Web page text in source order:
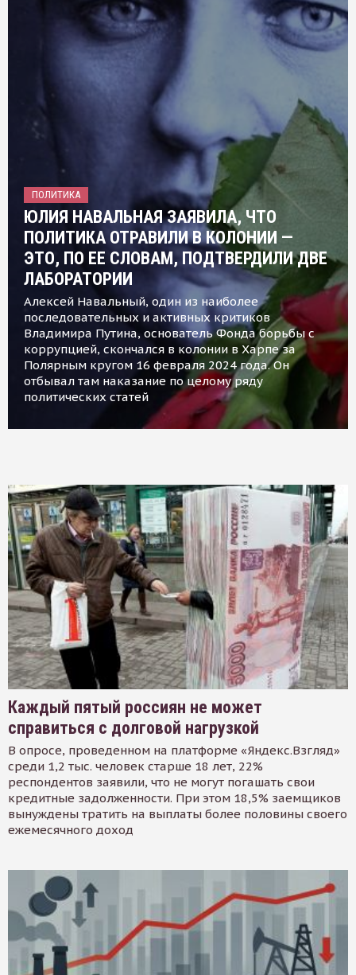
ПОЛИТИКА
ЮЛИЯ НАВАЛЬНАЯ ЗАЯВИЛА, ЧТО
ПОЛИТИКА ОТРАВИЛИ В КОЛОНИИ —
ЭТО, ПО ЕЕ СЛОВАМ, ПОДТВЕРДИЛИ ДВЕ
ЛАБОРАТОРИИ
Алексей Навальный, один из наиболее
последовательных и активных критиков
Владимира Путина, основатель Фонда борьбы с
коррупцией, скончался в колонии в Харпе за
Полярным кругом 16 февраля 2024 года. Он
отбывал там наказание по целому ряду
политических статей
Каждый пятый россиян не может
справиться с долговой нагрузкой
В опросе, проведенном на платформе «Яндекс.Взгляд»
среди 1,2 тыс. человек старше 18 лет, 22%
респондентов заявили, что не могут погашать свои
кредитные задолженности. При этом 18,5% заемщиков
вынуждены тратить на выплаты более половины своего
ежемесячного доход